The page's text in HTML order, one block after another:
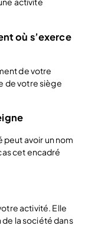
où s’exerce
de votre
de votre siège
avoir un nom
cet encadré
activité. Elle
la société dans